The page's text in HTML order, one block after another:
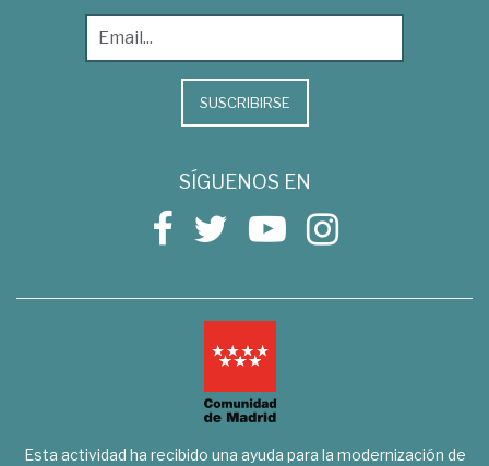
SUSCRIBIRSE
SÍGUENOS EN
Esta actividad ha recibido una ayuda para la modernización de